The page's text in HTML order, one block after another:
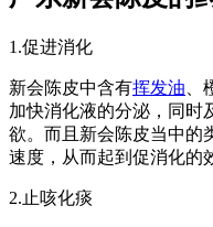
1.促进消化
新会陈皮中含有挥发油
加快消化液的分泌，同时
欲。而且新会陈皮当中的
速度，从而起到促消化的
2.止咳化痰